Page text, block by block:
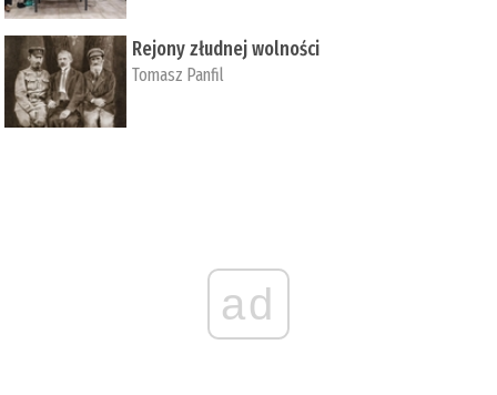
Rejony złudnej wolności
Tomasz Panfil
ad